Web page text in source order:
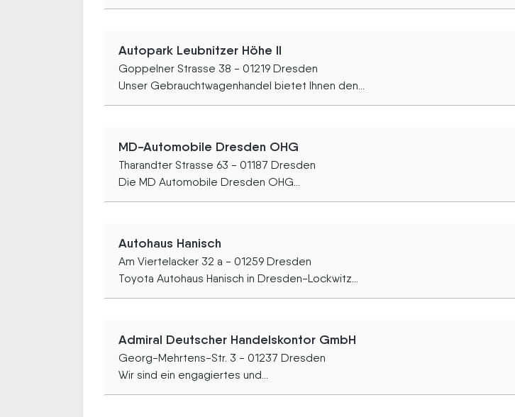
Autopark Leubnitzer Höhe II
Goppelner Strasse 38 - 01219 Dresden
Unser Gebrauchtwagenhandel bietet Ihnen den...
MD-Automobile Dresden OHG
Tharandter Strasse 63 - 01187 Dresden
Die MD Automobile Dresden OHG...
Autohaus Hanisch
Am Viertelacker 32 a - 01259 Dresden
Toyota Autohaus Hanisch in Dresden-Lockwitz...
Admiral Deutscher Handelskontor GmbH
Georg-Mehrtens-Str. 3 - 01237 Dresden
Wir sind ein engagiertes und...